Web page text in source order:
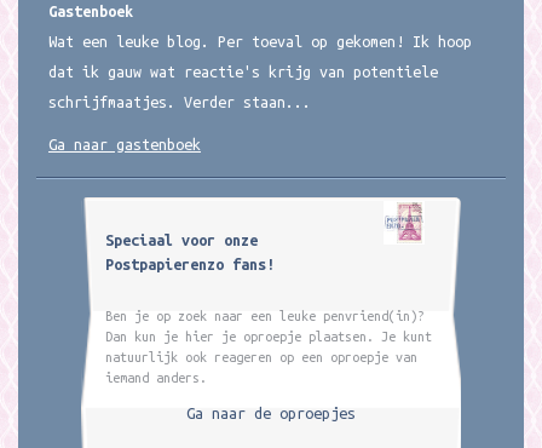
Gastenboek
Wat een leuke blog. Per toeval op gekomen! Ik hoop
dat ik gauw wat reactie's krijg van potentiele
schrijfmaatjes. Verder staan...
Ga naar gastenboek
Speciaal voor onze
Postpapierenzo fans!
Ben je op zoek naar een leuke penvriend(in)?
Dan kun je hier je oproepje plaatsen. Je kunt
natuurlijk ook reageren op een oproepje van
iemand anders.
Ga naar de oproepjes